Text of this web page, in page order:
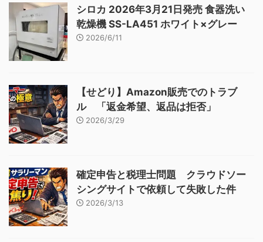
シロカ 2026年3月21日発売 食器洗い
乾燥機 SS-LA451 ホワイト×グレー
2026/6/11
【せどり】Amazon販売でのトラブ
ル 「返金希望、返品は拒否」
2026/3/29
確定申告と税理士問題 クラウドソー
シングサイトで依頼して失敗した件
2026/3/13